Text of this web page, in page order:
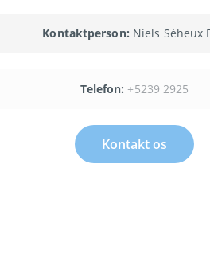
Kontaktperson: Niels Séheux
Telefon: +5239 2925
Kontakt os